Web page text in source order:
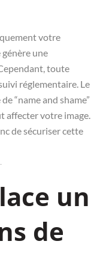
votre
une
toute
réglementaire. Le
“name and shame”
affecter votre image.
de sécuriser cette
un
de